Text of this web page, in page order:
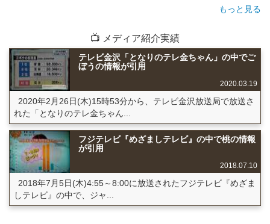
もっと見る
📺 メディア紹介実績
テレビ金沢「となりのテレ金ちゃん」の中でご
ぼうの情報が引用
2020.03.19
2020年2月26日(木)15時53分から、テレビ金沢放送局で放送さ
れた「となりのテレ金ちゃん...
フジテレビ『めざましテレビ』の中で桃の情報
が引用
2018.07.10
2018年7月5日(木)4:55～8:00に放送されたフジテレビ『めざま
しテレビ』の中で、ジャ...